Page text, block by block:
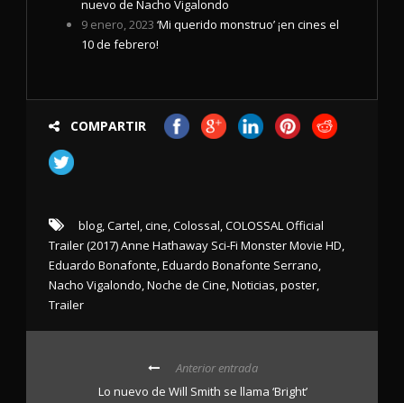
nuevo de Nacho Vigalondo
9 enero, 2023 ‘Mi querido monstruo’ ¡en cines el
10 de febrero!
COMPARTIR
blog,Cartel,cine,Colossal,COLOSSAL Official
Trailer (2017) Anne Hathaway Sci-Fi Monster Movie HD,
Eduardo Bonafonte,Eduardo Bonafonte Serrano,
Nacho Vigalondo,Noche de Cine,Noticias,poster,
Trailer
Anterior entrada
Lo nuevo de Will Smith se llama ‘Bright’